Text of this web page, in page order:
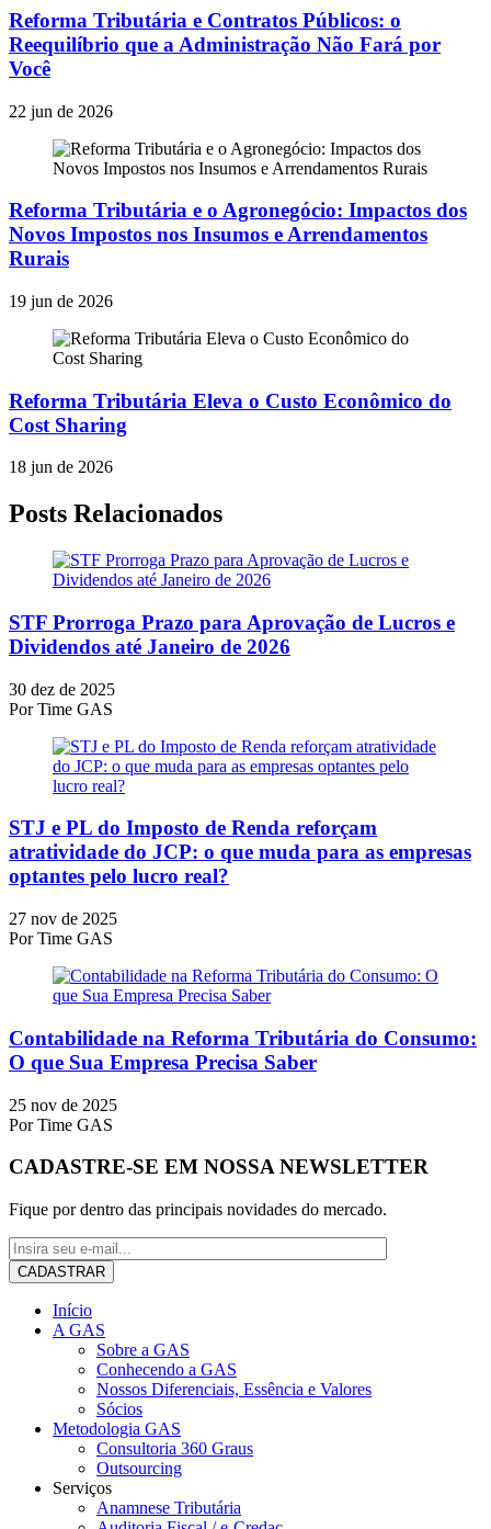
Reforma Tributária e Contratos Públicos: o
Reequilíbrio que a Administração Não Fará por
Você
22 jun de 2026
Reforma Tributária e o Agronegócio: Impactos dos
Novos Impostos nos Insumos e Arrendamentos
Rurais
19 jun de 2026
Reforma Tributária Eleva o Custo Econômico do
Cost Sharing
18 jun de 2026
Posts Relacionados
STF Prorroga Prazo para Aprovação de Lucros e
Dividendos até Janeiro de 2026
30 dez de 2025
PorTime GAS
STJ e PL do Imposto de Renda reforçam
atratividade do JCP: o que muda para as empresas
optantes pelo lucro real?
27 nov de 2025
PorTime GAS
Contabilidade na Reforma Tributária do Consumo:
O que Sua Empresa Precisa Saber
25 nov de 2025
PorTime GAS
CADASTRE-SE EM NOSSA NEWSLETTER
Fique por dentro das principais novidades do mercado.
Início
A GAS
Sobre a GAS
Conhecendo a GAS
Nossos Diferenciais, Essência e Valores
Sócios
Metodologia GAS
Consultoria 360 Graus
Outsourcing
Serviços
Anamnese Tributária